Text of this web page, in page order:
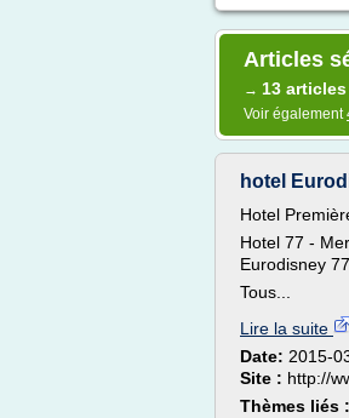
Articles
→ 13 articles
Voir également
hotel
Hotel
Hotel 77 -
Eurodisney
Tous...
Lire la suite
Date: 2015-
Site : http://
Thèmes liés :